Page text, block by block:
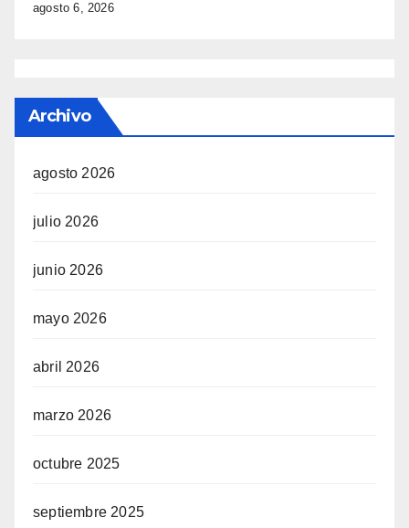
agosto 6, 2026
Archivo
agosto 2026
julio 2026
junio 2026
mayo 2026
abril 2026
marzo 2026
octubre 2025
septiembre 2025